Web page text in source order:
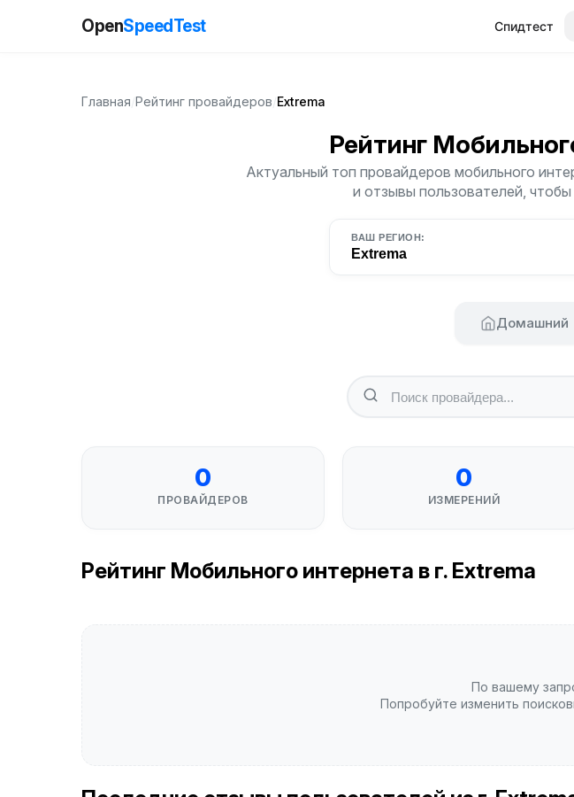
OpenSpeedTest Спидтест
Главная Рейтинг провайдеров Extrema
Рейтинг
Актуальный топ провайдеров мобильного
и отзывы пользователей,
ВАШ РЕГИОН:
Extrema
Домашний
0
ПРОВАЙДЕРОВ
0
ИЗМЕРЕНИЙ
Рейтинг Мобильного интернета в г. Extrema
По вашему
Попробуйте изменить